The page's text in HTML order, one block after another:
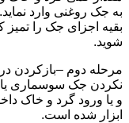
به جک روغنی وارد
بقیه اجزای جک را
شوید.
مرحله دوم –بازکردن
نکردن جک سوسماری
و یا ورود گرد و خاک
ابزار شده است.